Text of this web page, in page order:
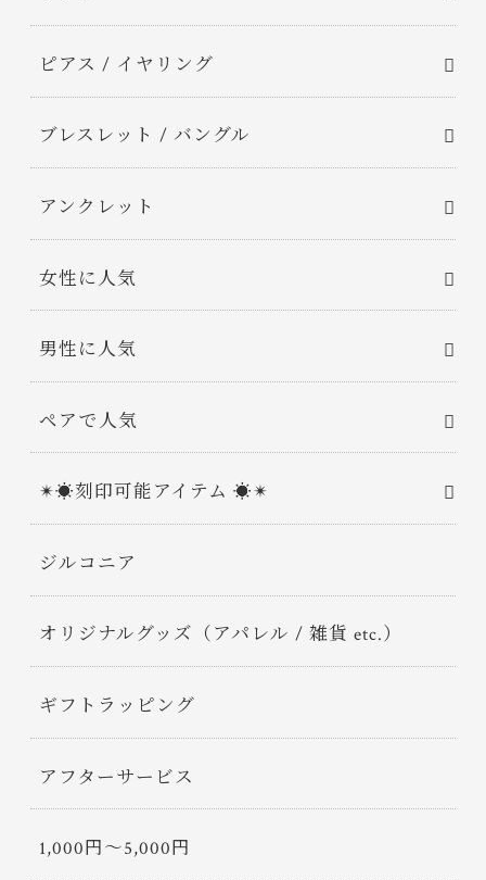
ピアス / イヤリング
ブレスレット / バングル
アンクレット
女性に人気
男性に人気
ペアで人気
✴︎☀︎刻印可能アイテム ☀︎✴︎
ジルコニア
オリジナルグッズ（アパレル / 雑貨 etc.）
ギフトラッピング
アフターサービス
1,000円〜5,000円